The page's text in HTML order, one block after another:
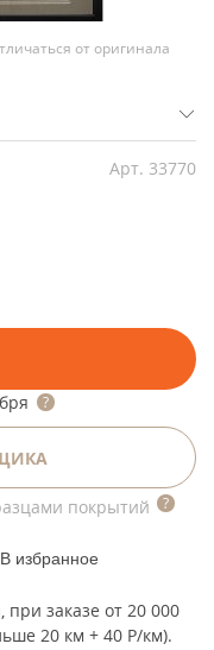
от оригинала
Арт. 33770
покрытий
В избранное
при заказе от 20 000
20 км + 40 Р/км).